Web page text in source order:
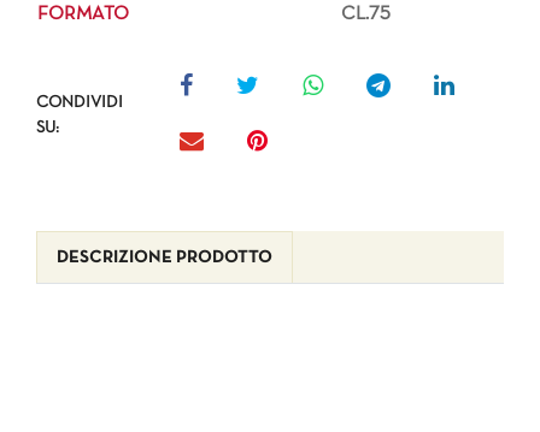
FORMATO
CL.75
CONDIVIDI
SU:
DESCRIZIONE PRODOTTO